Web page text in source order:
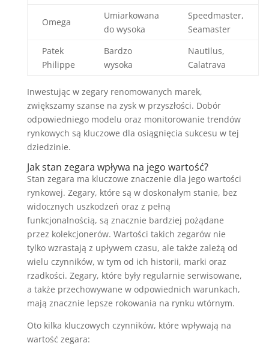
Omega
Umiarkowana
do wysoka
Speedmaster,
Seamaster
Patek
Philippe
Bardzo
wysoka
Nautilus,
Calatrava
Inwestując w zegary renomowanych marek,
zwiększamy szanse na zysk w przyszłości. Dobór
odpowiedniego modelu oraz monitorowanie trendów
rynkowych są kluczowe dla osiągnięcia sukcesu w tej
dziedzinie.
Jak stan zegara wpływa na jego wartość?
Stan zegara ma kluczowe znaczenie dla jego wartości
rynkowej. Zegary, które są w doskonałym stanie, bez
widocznych uszkodzeń oraz z pełną
funkcjonalnością, są znacznie bardziej pożądane
przez kolekcjonerów. Wartości takich zegarów nie
tylko wzrastają z upływem czasu, ale także zależą od
wielu czynników, w tym od ich historii, marki oraz
rzadkości. Zegary, które były regularnie serwisowane,
a także przechowywane w odpowiednich warunkach,
mają znacznie lepsze rokowania na rynku wtórnym.
Oto kilka kluczowych czynników, które wpływają na
wartość zegara: